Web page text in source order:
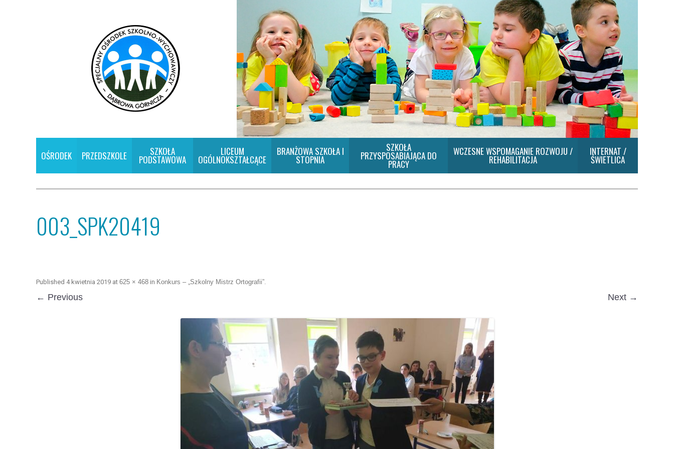
OŚRODEK PRZEDSZKOLE SZKOŁA
PODSTAWOWA
LICEUM
OGÓLNOKSZTAŁCĄCE
BRANŻOWA SZKOŁA I
STOPNIA
SZKOŁA
PRZYSPOSABIAJĄCA DO
PRACY
WCZESNE WSPOMAGANIE ROZWOJU /
REHABILITACJA
INTERNAT /
ŚWIETLICA
003_SPK20419
Published 4 kwietnia 2019 at 625 × 468 in Konkurs – „Szkolny Mistrz Ortografii”.
← Previous Next →